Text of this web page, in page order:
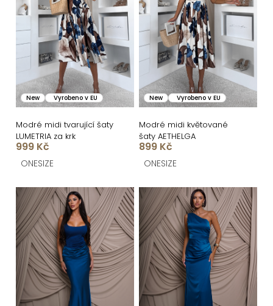
r
o
d
k
t
ů
i
s
p
o
d
u
k
ů
New Vyrobeno v EU
Modré midi tvarující šaty
LUMETRIA za krk
999 Kč
ONESIZE
New Vyrobeno v EU
Modré midi květované
šaty AETHELGA
899 Kč
ONESIZE